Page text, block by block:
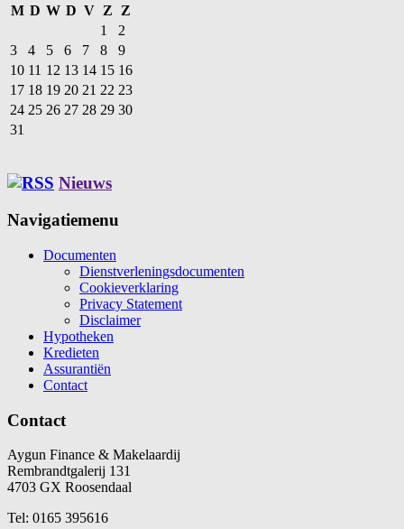
M D W D V Z
Z
1
2
3
4 5 6 7 8
9
10 11 12 13 14 15 16
17 18 19 20 21 22 23
24 25 26 27 28 29 30
31
Nieuws
Navigatiemenu
Documenten
Dienstverleningsdocumenten
Cookieverklaring
Privacy Statement
Disclaimer
Hypotheken
Kredieten
Assurantiën
Contact
Contact
Aygun Finance & Makelaardij
Rembrandtgalerij 131
4703 GX Roosendaal
Tel: 0165 395616